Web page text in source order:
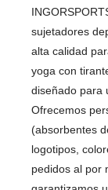
sujetadores
alta calidad
yoga con
diseñado para
Ofrecemos
(absorbentes
logotipos,
pedidos al por